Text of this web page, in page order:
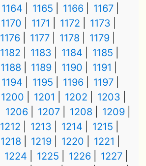
1164 1165 1166
1167
1170 1171 1172
1173
1176 1177 1178
1179
1182 1183 1184
1185
1188 1189 1190
1191
1194 1195 1196
1197
1200 1201 1202
1203
1206 1207 1208
1209
1212 1213 1214
1215
1218 1219 1220
1221
1224 1225 1226
1227